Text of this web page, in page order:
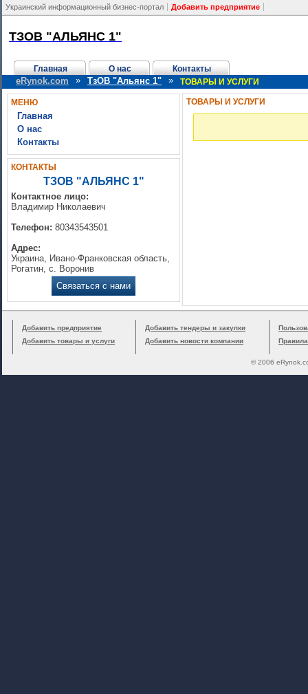
Украинский информационный бизнес-портал Добавить предприятие
ТЗОВ "АЛЬЯНС 1"
Главная О нас Контакты
eRynok.com » ТзОВ "Альянс 1" » ТОВАРЫ И УСЛУГИ
МЕНЮ
Главная
О нас
Контакты
КОНТАКТЫ
ТЗОВ "АЛЬЯНС 1"
Контактное лицо:
Владимир Николаевич
Телефон: 80343543501
Адрес:
Украина, Ивано-Франковская область,
Рогатин, с. Воронив
Связаться с нами
ТОВАРЫ И УСЛУГИ
Добавить предприятие
Добавить товары и услуги
Добавить тендеры и закупки
Добавить новости компании
© 2006